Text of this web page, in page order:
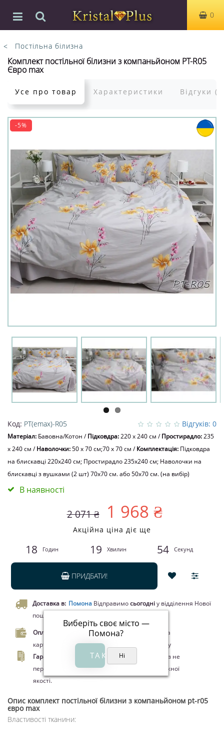
0
Постільна білизна
Комплект постільної білизни з компаньйоном PT-R05
Євро max
Усе про товар Характеристики Відгуки
-5%
Відгуків: 0
Код: PT(emax)-R05
Матеріал: Бавовна/Котон /Підковдра:220 x 240 см /Простирадло:235
x 240 см /Наволочки:50 х 70 см;70 х 70 см /Комплектація: Підковдра
на блискавці 220x240 см; Простирадло 235x240 см; Наволочки на
блискавці з вушками (2 шт) 70x70 см. або 50х70 см. (на вибір)
В наявності
2 071 ₴ 1 968 ₴
Акційна ціна діє ще
18 Годин 19 Хвилин 53 Секунд
ПРИДБАТИ!
Доставка в: Помона
Виберіть своє місто —
Помона?
Відправимосьогодніу відділення Нової
пошти чи кур’єром.
Оплата.
Оплата при отриманні товару, Оплата
карткою Visa/MasterCard, Google Pay, Apple Pay
Гарантія.
Законом про захист прав споживачів не
передбачено повернення цього товару належної
якості.
Опис комплект постільної білизни з компаньйоном pt-r05
євро max
Властивості тканини: